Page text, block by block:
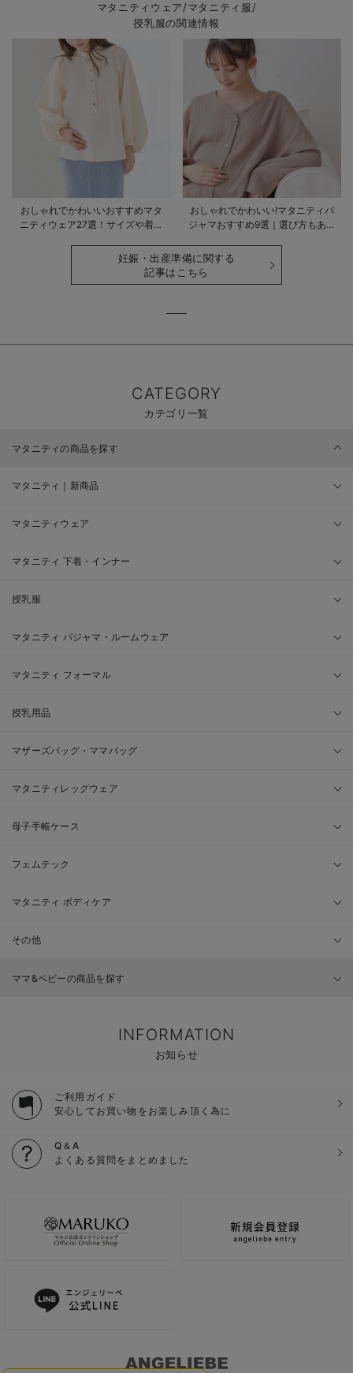
マタニティウェア/マタニティ服/
授乳服の関連情報
おしゃれでかわいいおすすめマタ
ニティウェア27選！サイズや着る
おしゃれでかわいい!マタニティパ
ジャマおすすめ9選｜選び方もあわ
妊娠・出産準備に関する
記事はこちら
CATEGORY
カテゴリ一覧
マタニティの商品を探す
マタニティ｜新商品
マタニティウェア
マタニティ 下着・インナー
授乳服
マタニティ パジャマ・ルームウェア
マタニティ フォーマル
授乳用品
マザーズバッグ・ママバッグ
マタニティレッグウェア
母子手帳ケース
フェムテック
マタニティ ボディケア
その他
ママ&ベビーの商品を探す
INFORMATION
お知らせ
ご利用ガイド
安心してお買い物をお楽しみ頂く為に
Q＆A
よくある質問をまとめました